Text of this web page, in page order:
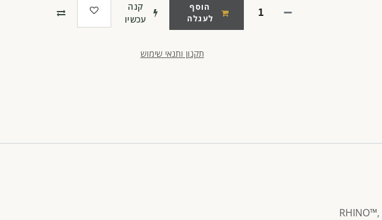
הוסף
לעגלה
קנה
עכשיו
תקנון ותנאי שימוש
RHINO™,